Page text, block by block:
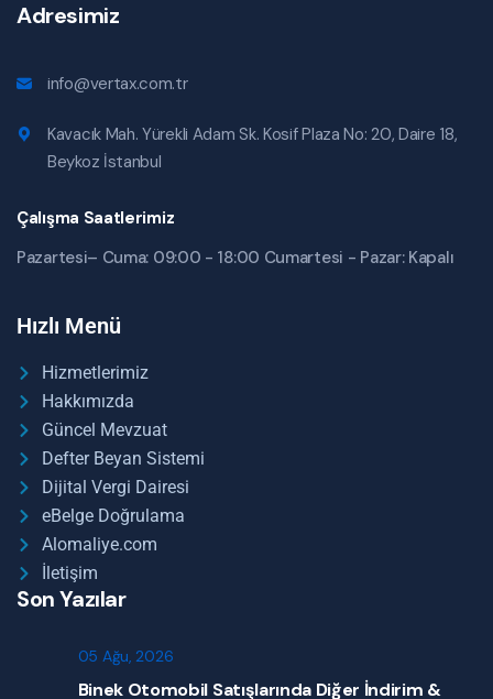
Adresimiz
info@vertax.com.tr
Kavacık Mah. Yürekli Adam Sk. Kosif Plaza No: 20, Daire 18,
Beykoz İstanbul
Çalışma Saatlerimiz
Pazartesi– Cuma: 09:00 - 18:00 Cumartesi - Pazar: Kapalı
Hızlı Menü
Hizmetlerimiz
Hakkımızda
Güncel Mevzuat
Defter Beyan Sistemi
Dijital Vergi Dairesi
eBelge Doğrulama
Alomaliye.com
İletişim
Son Yazılar
05 Ağu, 2026
Binek Otomobil Satışlarında Diğer İndirim &